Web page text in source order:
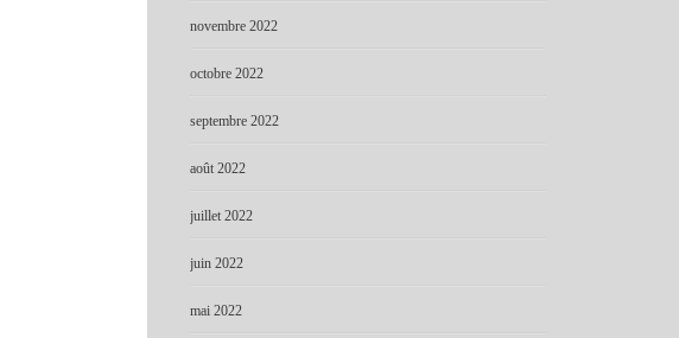
novembre 2022
octobre 2022
septembre 2022
août 2022
juillet 2022
juin 2022
mai 2022